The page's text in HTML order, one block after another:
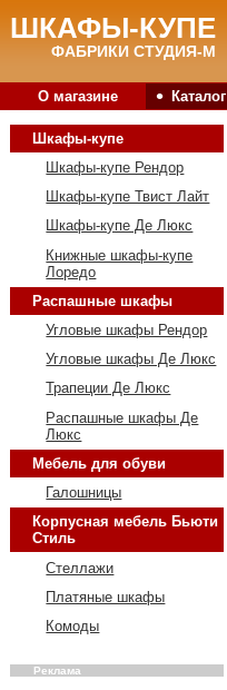
ШКАФЫ-КУПЕ
ФАБРИКИ СТУДИЯ-М
О магазине • Каталог
Шкафы-купе
Шкафы-купе Рендор
Шкафы-купе Твист Лайт
Шкафы-купе Де Люкс
Книжные шкафы-купе
Лоредо
Распашные шкафы
Угловые шкафы Рендор
Угловые шкафы Де Люкс
Трапеции Де Люкс
Распашные шкафы Де
Люкс
Мебель для обуви
Галошницы
Корпусная мебель Бьюти
Стиль
Стеллажи
Платяные шкафы
Комоды
Реклама